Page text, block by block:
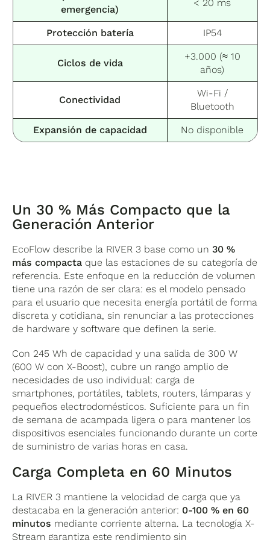
a través del software propietario
EcoFlow
Power Manager, activando el guardado
automático de datos cuando el nivel de batería
cae por debajo del umbral configurado.
emergencia)
< 20 ms
Protección batería IP54
Ciclos de vida
+3.000 (≈ 10
años)
Conectividad
Wi-Fi /
Bluetooth
Expansión de capacidad No disponible
Un 30 % Más Compacto que la
Generación Anterior
EcoFlow describe la RIVER 3 base como un30 %
más compacta que las estaciones de su categoría de
referencia. Este enfoque en la reducción de volumen
tiene una razón de ser clara: es el modelo pensado
para el usuario que necesita energía portátil de forma
discreta y cotidiana, sin renunciar a las protecciones
de hardware y software que definen la serie.
Con 245 Wh de capacidad y una salida de 300 W
(600 W con X-Boost), cubre un rango amplio de
necesidades de uso individual: carga de
smartphones, portátiles, tablets, routers, lámparas y
pequeños electrodomésticos. Suficiente para un fin
de semana de acampada ligera o para mantener los
dispositivos esenciales funcionando durante un corte
de suministro de varias horas en casa.
Carga Completa en 60 Minutos
La RIVER 3 mantiene la velocidad de carga que ya
destacaba en la generación anterior: 0-100 % en 60
minutos mediante corriente alterna. La tecnología X-
Stream garantiza este rendimiento sin